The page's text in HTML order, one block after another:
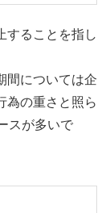
することを指し
間については企
為の重さと照ら
スが多いで